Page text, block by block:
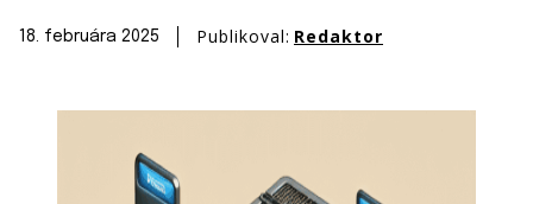
18. februára 2025 Publikoval: Redaktor